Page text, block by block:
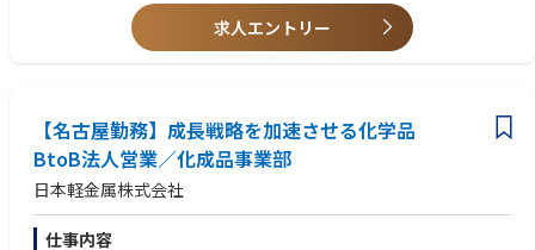
⑥不具合対応・再発防止：不具合発生時には原因確認、再発防止策の立
案、顧客への報告対応を行います。
整備を行い、業務の効率化と標準化を推進します。
求人エントリー
【名古屋勤務】成長戦略を加速させる化学品
BtoB法人営業／化成品事業部
日本軽金属株式会社
仕事内容